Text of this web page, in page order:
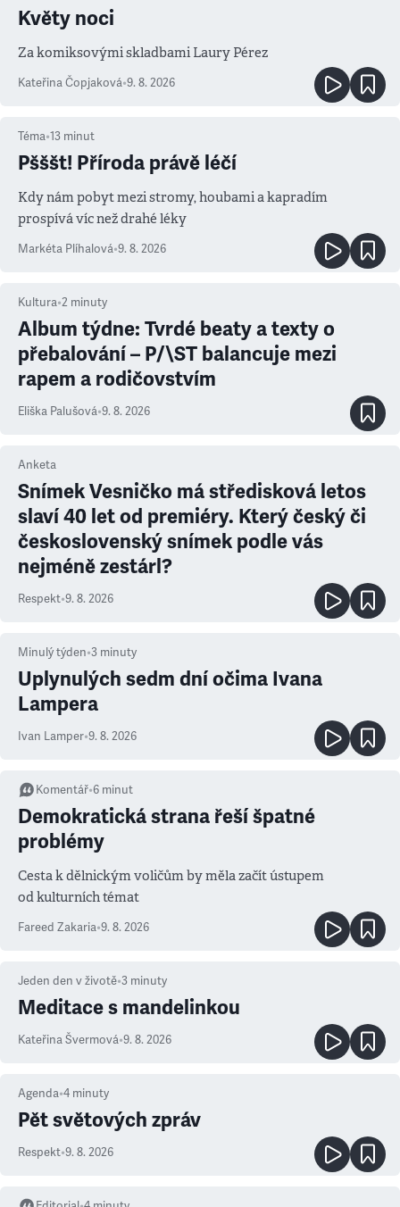
Květy noci
Za komiksovými skladbami Laury Pérez
Kateřina Čopjaková•9. 8. 2026
Téma•13 minut
Pšššt! Příroda právě léčí
Kdy nám pobyt mezi stromy, houbami a kapradím
prospívá víc než drahé léky
Markéta Plíhalová•9. 8. 2026
Kultura•2 minuty
Album týdne: Tvrdé beaty a texty o
přebalování – P/\ST balancuje mezi
rapem a rodičovstvím
Eliška Palušová•9. 8. 2026
Anketa
Snímek Vesničko má středisková letos
slaví 40 let od premiéry. Který český či
československý snímek podle vás
nejméně zestárl?
Respekt•9. 8. 2026
Minulý týden•3 minuty
Uplynulých sedm dní očima Ivana
Lampera
Ivan Lamper•9. 8. 2026
Komentář•6 minut
Demokratická strana řeší špatné
problémy
Cesta k dělnickým voličům by měla začít ústupem
od kulturních témat
Fareed Zakaria•9. 8. 2026
Jeden den v životě•3 minuty
Meditace s mandelinkou
Kateřina Švermová•9. 8. 2026
Agenda•4 minuty
Pět světových zpráv
Respekt•9. 8. 2026